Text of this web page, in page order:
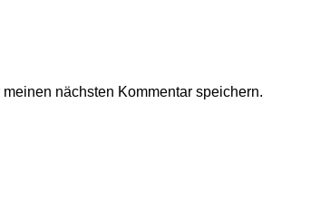
nächsten Kommentar speichern.